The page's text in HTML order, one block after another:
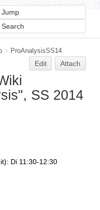
> ProAnalysisSS14
Edit Attach
SS 2014
Di 11:30-12:30